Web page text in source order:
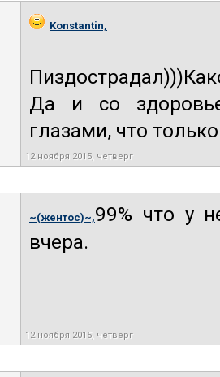
Konstantin,
Да и со
глазами, что
12 ноября 2015, четверг
~(жентос)~,99% что у
вчера.
12 ноября 2015, четверг